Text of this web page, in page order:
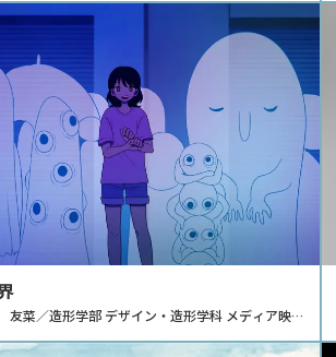
菜／造形学部 デザイン・造形学科 メディア映像